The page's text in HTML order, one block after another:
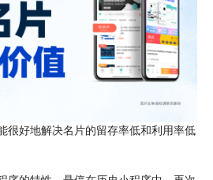
很好地解决名片的留存率低和利用率低